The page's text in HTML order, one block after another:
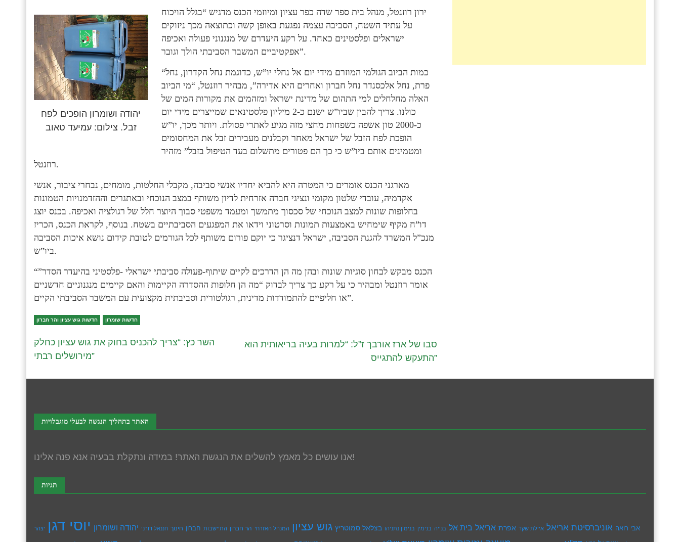
יהודה ושומרון הופכים לפח
זבל. צילום: עמיעד טאוב
ירון רוזנטל, מנהל בית ספר שדה כפר עציון ומיוזמי הכנס מדגיש “בגלל הויכוח
על עתיד השטח, הסביבה עצמה נפגעת באופן קשה וכתוצאה מכך ניזוקים
ישראלים ופלסטינים כאחד. על רקע היעדרם של מנגנוני פעולה ואכיפה
אפקטיביים המשבר הסביבתי הולך וגובר”.
“כמות הביוב הגולמי המוזרם מידי יום אל נחלי יו”ש, כדוגמת נחל הקדרון, נחל
פרת, נחל אלכסנדר נחל חברון ואחרים היא אדירה”, מבהיר רוזנטל, “מי הביוב
האלה מחלחלים למי התהום של מדינת ישראל ומזהמים את מקורות המים של
כולנו. צריך להבין שביו”ש ישנם כ-2 מיליון פלסטינאים שמייצרים מידי יום
כ-2000 טון אשפה כשפחות מחצי מזה מגיע לאתרי פסולת. ויותר מכך, יו”ש
הופכת לפח הזבל של ישראל מאחר וקבלנים מעבירים זבל את המחסומים
ומטמינים אותם ביו”ש כי כך הם פטורים מתשלום בעד הטיפול בזבל” מזהיר
רוזנטל.
מארגני הכנס אומרים כי המטרה היא להביא יחדיו אנשי סביבה, מקבלי החלטות, מומחים, נבחרי ציבור, אנשי
אקדמיה, עובדי שלטון מקומי ונציגי חברה אזרחית לדיון משותף במצב הנוכחי ובאתגרים וההזדמנויות הטמונות
בחלופות שונות למצב הנוכחי של סכסוך מתמשך ומעמד משפטי סבוך היוצר חלל של רגולציה ואכיפה. בכנס יוצג
דו”ח מקיף שימחיש באמצעות תמונות וסרטוני וידאו את המפגעים הסביבתיים בשטח. בנוסף, לקראת הכנס, הכריז
מנכ”ל המשרד להגנת הסביבה, ישראל דנציגר כי יוקם פורום משותף לכל הגורמים לטובת קידום נושא איכות הסביבה
ביו”ש.
“הכנס מבקש לבחון סוגיות שונות ובהן מה הן הדרכים לקיים שיתוף-פעולה סביבתי ישראלי -פלסטיני בהיעדר הסדר”
אומר רוזנטל ומבהיר כי על רקע כך צריך לבדוק “מה הן חלופות ההסדרה הקיימות והאם קיימים מנגנוניים חדשניים
או חליפיים להתמודדות מדינית, רגולטורית וסביבתית מקצועית עם המשבר הסביבתי הקיים”.
חדשות גוש עציון והר חברון חדשות שומרון
השר כץ: “צריך להכניס בחוק את גוש עציון כחלק
מירושלים רבתי”
סבו של ארז אורבך ז”ל: “למרות בעיה בריאותית הוא
התעקש להתגייס”
האתר בתהליך הנגשה לבעלי מוגבלויות
אנו עושים כל מאמץ להשלים את הנגשת האתר! במידה ונתקלת בבעיה אנא פנה אלינו!
תגיות
אבי רואה אוניברסיטת אריאל איילת שקד אפרת אריאל בית אל בנייה בנימין בנימין נתניהו בצלאל סמוטריץ גוש עציון המנהל האזרחי הר חברון התיישבות חברון חינוך חננאל דורני יהודה ושומרון יוסי דגן יצהר